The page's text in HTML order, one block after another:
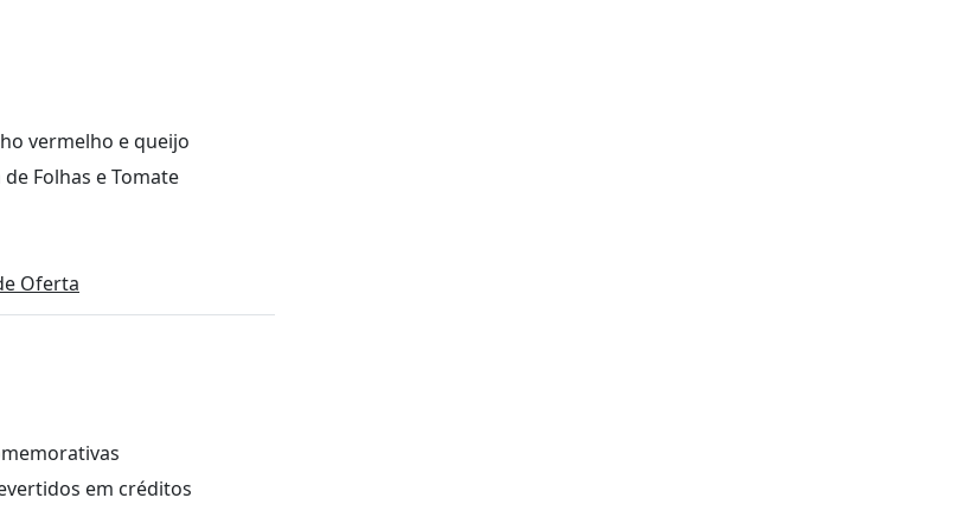
vermelho e queijo
Folhas e Tomate
Oferta
em créditos